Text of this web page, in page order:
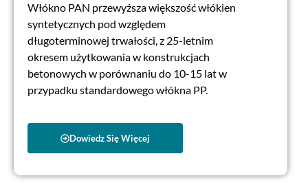
Włókno PAN przewyższa większość włókien
syntetycznych pod względem
długoterminowej trwałości, z 25-letnim
okresem użytkowania w konstrukcjach
betonowych w porównaniu do 10-15 lat w
przypadku standardowego włókna PP.
Dowiedz Się Więcej